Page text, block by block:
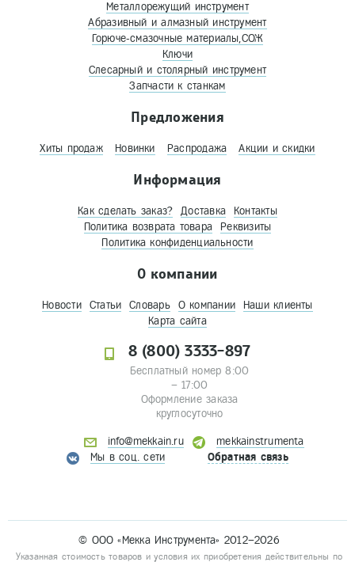
Металлорежущий инструмент
Абразивный и алмазный инструмент
Горюче-смазочные материалы,СОЖ
Ключи
Слесарный и столярный инструмент
Запчасти к станкам
Предложения
Хиты продаж Новинки Распродажа Акции и скидки
Информация
Как сделать заказ? Доставка
Контакты
Политика возврата товара
Реквизиты
Политика конфиденциальности
О компании
Новости Статьи Словарь О компании
Наши клиенты
Карта сайта
8 (800) 3333-897
Бесплатный номер 8:00
– 17:00
Оформление заказа
круглосуточно
info@mekkain.ru
mekkainstrumenta
Мы в соц. сети
Обратная связь
© ООО «Мекка Инструмента» 2012–2026
Указанная стоимость товаров и условия их приобретения действительны по